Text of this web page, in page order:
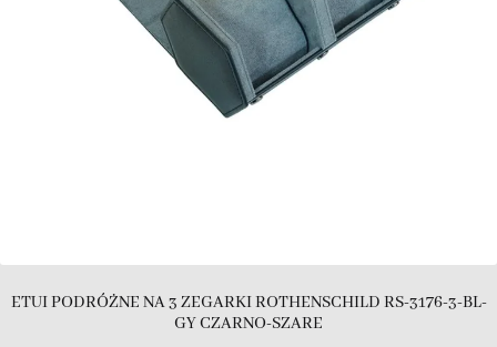
ETUI PODRÓŻNE NA 3 ZEGARKI ROTHENSCHILD RS-3176-3-BL-
GY CZARNO-SZARE